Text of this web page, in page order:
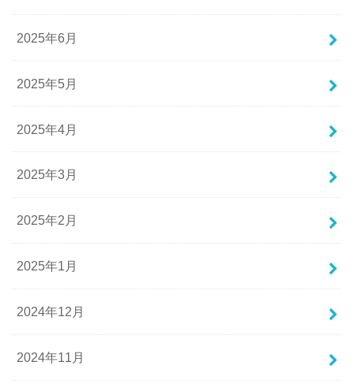
2025年6月
2025年5月
2025年4月
2025年3月
2025年2月
2025年1月
2024年12月
2024年11月